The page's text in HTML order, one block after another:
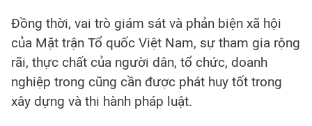
Đồng thời, vai trò giám sát và phản biện xã hội
của Mặt trận Tổ quốc Việt Nam, sự tham gia rộng
rãi, thực chất của người dân, tổ chức, doanh
nghiệp trong cũng cần được phát huy tốt trong
xây dựng và thi hành pháp luật.